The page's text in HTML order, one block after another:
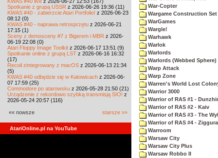
Spotkanie z grupą USSR z 2026-06-26 19:36 (11)
KWAS #40 - zabierzcie Atari Portfolio! z 2026-06-23
08:12 (0)
KWAS #40 - naprawa retrosprzętu z 2026-06-21
17:15 (1)
Sceny z demosceny #7 z Bigerem i MBR z 2026-
06-19 22:08 (0)
Atari Floppy Image Toolkit z 2026-06-17 13:51 (9)
Spotkanie online z grupą LST z 2026-06-16 16:32
(17)
Recoil zintegrowany z macOS z 2026-06-13 21:34
(5)
KWAS #40 odbędzie się w Katowicach z 2026-06-
07 17:59 (25)
Commodore po atarowsku z 2026-05-28 21:50 (21)
Urządzenie z rekordowo szybką transmisją SIO! z
2026-05-24 20:57 (116)
«« nowsze starsze »»
AtariOnline.pl na YouTube
War-Copter
Wargame Construction Set
WarGames
Wargle!
Warhawk
Warlok
Warlords
Warlords (Webbed Sphere)
Warp Attack
Warp Zone
Warren's World Lost
Warrior 3000
Warrior of RAS #1 -
Warrior of RAS #2 - Kaiv
Warrior of RAS #3 - The
Warrior of RAS #4 -
Warroom
Warsaw City
Warsaw City Plus
Warsaw Robbo II